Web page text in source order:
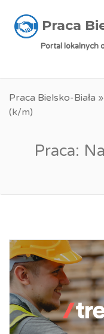
Praca
Portal lokalnych
Praca Bielsko-Biała »
(k/m)
Praca: